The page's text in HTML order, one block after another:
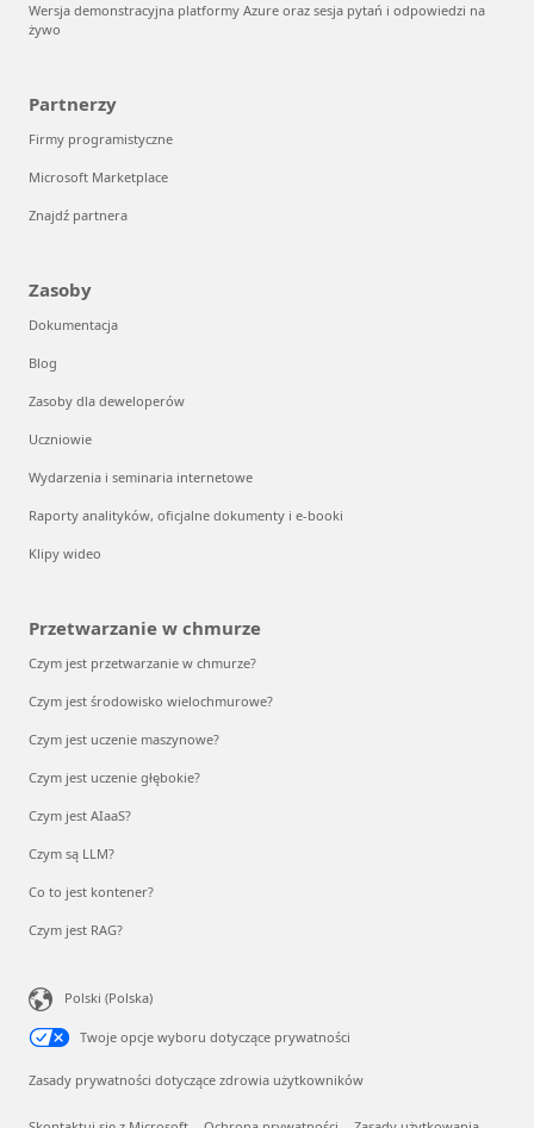
Wersja demonstracyjna platformy Azure oraz sesja pytań i odpowiedzi na
żywo
Partnerzy
Firmy programistyczne
Microsoft Marketplace
Znajdź partnera
Zasoby
Dokumentacja
Blog
Zasoby dla deweloperów
Uczniowie
Wydarzenia i seminaria internetowe
Raporty analityków, oficjalne dokumenty i e-booki
Klipy wideo
Przetwarzanie w chmurze
Czym jest przetwarzanie w chmurze?
Czym jest środowisko wielochmurowe?
Czym jest uczenie maszynowe?
Czym jest uczenie głębokie?
Czym jest AIaaS?
Czym są LLM?
Co to jest kontener?
Czym jest RAG?
Polski (Polska)
Twoje opcje wyboru dotyczące prywatności
Zasady prywatności dotyczące zdrowia użytkowników